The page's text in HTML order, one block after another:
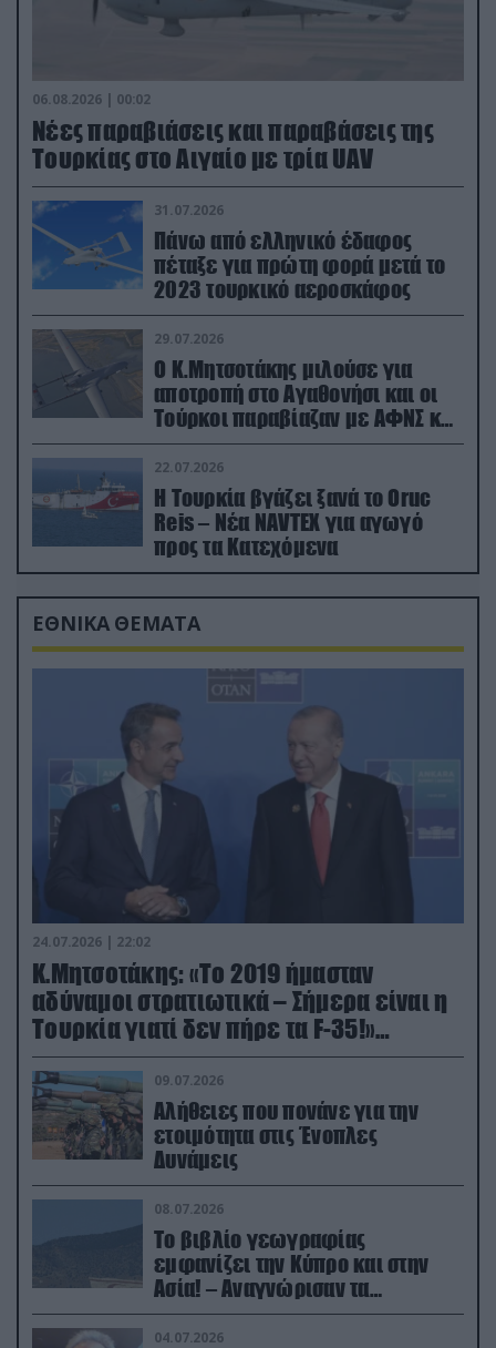
06.08.2026 | 00:02
Νέες παραβιάσεις και παραβάσεις της
Τουρκίας στο Αιγαίο με τρία UAV
31.07.2026
Πάνω από ελληνικό έδαφος
πέταξε για πρώτη φορά μετά το
2023 τουρκικό αεροσκάφος
29.07.2026
Ο Κ.Μητσοτάκης μιλούσε για
αποτροπή στο Αγαθονήσι και οι
Τούρκοι παραβίαζαν με ΑΦΝΣ και
drone
22.07.2026
Η Τουρκία βγάζει ξανά το Oruc
Reis – Νέα NAVTEX για αγωγό
προς τα Κατεχόμενα
ΕΘΝΙΚΑ ΘΕΜΑΤΑ
24.07.2026 | 22:02
Κ.Μητσοτάκης: «Το 2019 ήμασταν
αδύναμοι στρατιωτικά – Σήμερα είναι η
Τουρκία γιατί δεν πήρε τα F-35!»
(βίντεο)
09.07.2026
Αλήθειες που πονάνε για την
ετοιμότητα στις Ένοπλες
Δυνάμεις
08.07.2026
Το βιβλίο γεωγραφίας
εμφανίζει την Κύπρο και στην
Ασία! – Αναγνώρισαν τα
κατεχόμενα; (φωτο)
04.07.2026